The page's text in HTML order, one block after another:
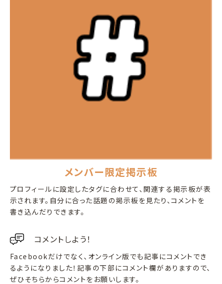
メンバー限定掲示板
プロフィールに設定したタグに合わせて、関連する掲示板が表
示されます。自分に合った話題の掲示板を見たり、コメントを
書き込んだりできます。
コメントしよう！
Facebookだけでなく、オンライン版でも記事にコメントでき
るようになりました！記事の下部にコメント欄がありますので、
ぜひそちらからコメントをお願いします。